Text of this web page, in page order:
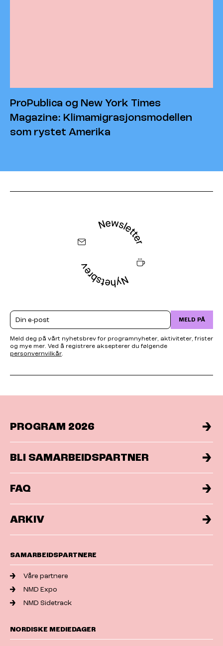
ProPublica og New York Times
Magazine: Klimamigrasjonsmodellen
som rystet Amerika
Email MELD PÅ
Meld deg på vårt nyhetsbrev for programnyheter, aktiviteter, frister
og mye mer. Ved å registrere aksepterer du følgende
personvernvilkår.
PROGRAM 2026
BLI SAMARBEIDSPARTNER
FAQ
ARKIV
SAMARBEIDSPARTNERE
Våre partnere
NMD Expo
NMD Sidetrack
NORDISKE MEDIEDAGER